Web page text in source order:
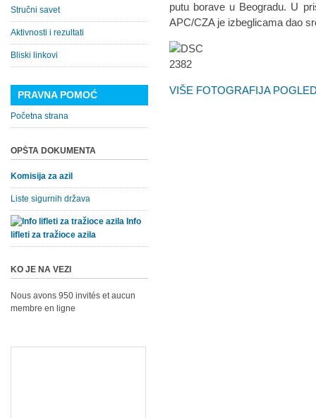
putu borave u Beogradu. U
APC/CZA je izbeglicama dao
VIŠE FOTOGRAFIJA
Stručni savet
Aktivnosti i rezultati
Bliski linkovi
PRAVNA POMOĆ
Početna strana
OPŠTA DOKUMENTA
Komisija za azil
Liste sigurnih država
Info
lifleti za tražioce azila
KO JE NA VEZI
Nous avons 950 invités et aucun
membre en ligne